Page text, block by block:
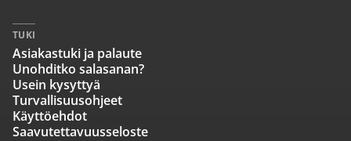
TUKI
Asiakastuki ja palaute
Unohditko salasanan?
Usein kysyttyä
Turvallisuusohjeet
Käyttöehdot
Saavutettavuusseloste